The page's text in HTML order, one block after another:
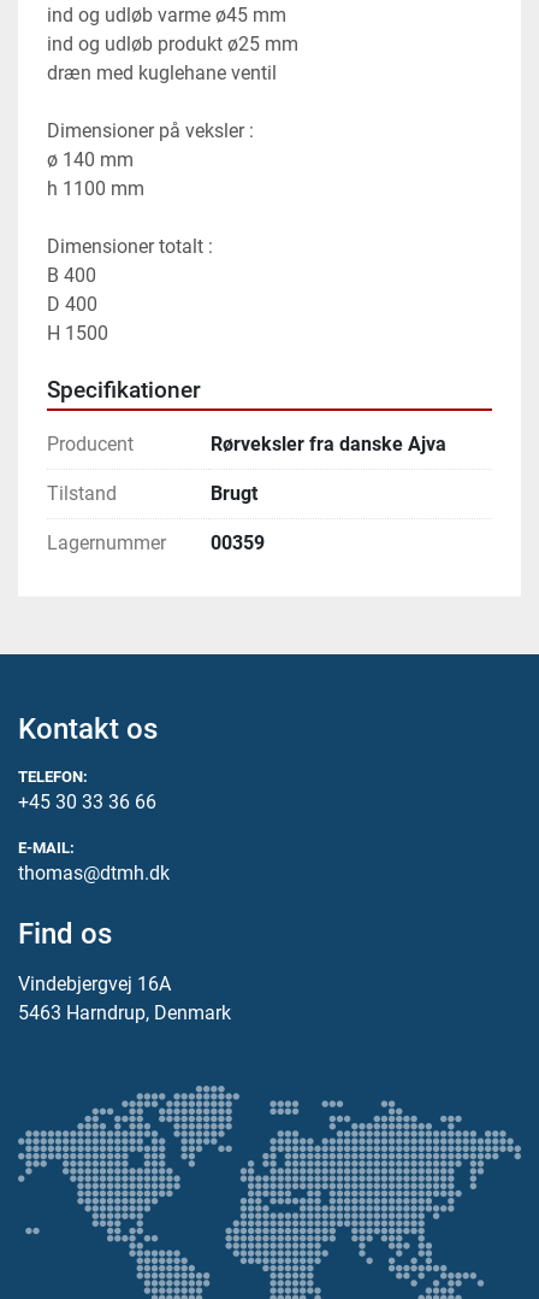
ind og udløb varme ø45 mm
ind og udløb produkt ø25 mm
dræn med kuglehane ventil
Dimensioner på veksler :
ø 140 mm
h 1100 mm
Dimensioner totalt :
B 400
D 400
H 1500
Specifikationer
Producent Rørveksler fra danske Ajva
Tilstand Brugt
Lagernummer 00359
Kontakt os
TELEFON:
+45 30 33 36 66
E-MAIL:
thomas@dtmh.dk
Find os
Vindebjergvej 16A
5463 Harndrup, Denmark